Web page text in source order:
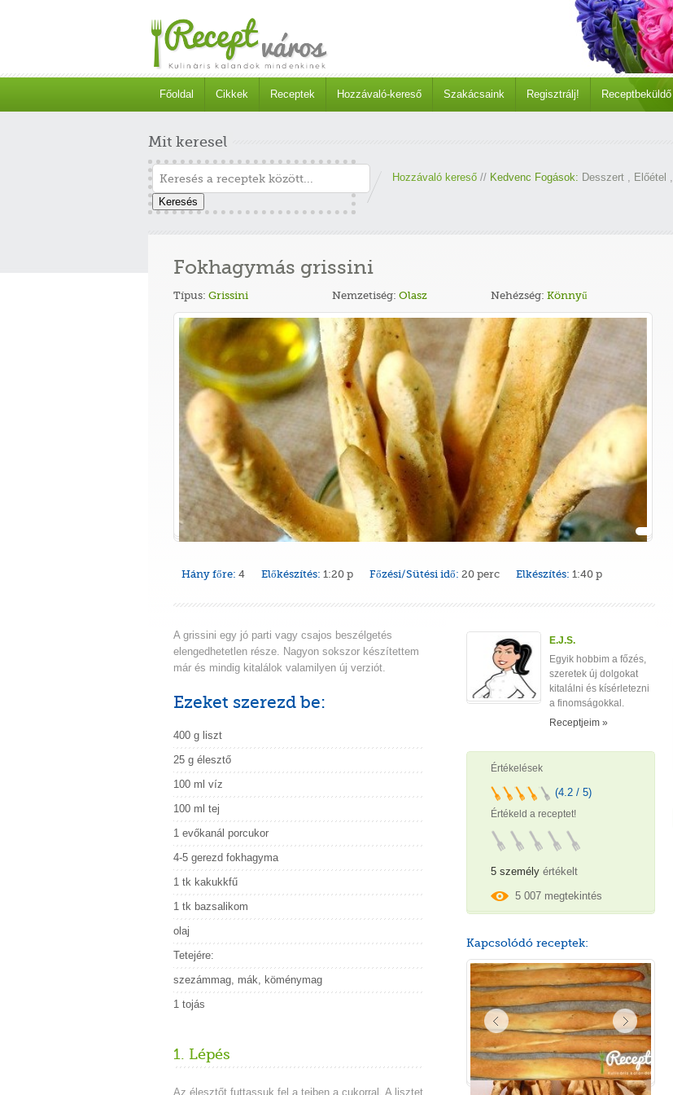
Főoldal Cikkek Receptek Hozzávaló-kereső Szakácsaink Regisztrálj! Receptbeküldő
Mit keresel
Keresés
Hozzávaló kereső // Kedvenc Fogások: Desszert , Előétel ,
Fokhagymás grissini
Típus: Grissini Nemzetiség: Olasz Nehézség: Könnyű
Hány főre: 4 Előkészítés: 1:20 p Főzési/Sütési idő: 20 perc Elkészítés: 1:40 p
A grissini egy jó parti vagy csajos beszélgetés
elengedhetetlen része. Nagyon sokszor készítettem
már és mindig kitalálok valamilyen új verziót.
Ezeket szerezd be:
400 g liszt
25 g élesztő
100 ml víz
100 ml tej
1 evőkanál porcukor
4-5 gerezd fokhagyma
1 tk kakukkfű
1 tk bazsalikom
olaj
Tetejére:
szezámmag, mák, köménymag
1 tojás
1. Lépés
Az élesztőt futtassuk fel a tejben a cukorral. A lisztet
E.J.S.
Egyik hobbim a főzés,
szeretek új dolgokat
kitalálni és kísérletezni
a finomságokkal.
Receptjeim »
Értékelések
(4.2 / 5)
Értékeld a receptet!
5 személy értékelt
5 007 megtekintés
Kapcsolódó receptek: